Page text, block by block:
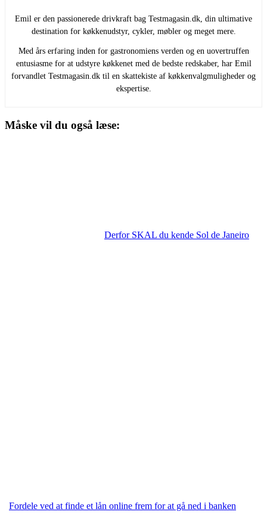
Emil er den passionerede drivkraft bag Testmagasin.dk, din ultimative
destination for køkkenudstyr, cykler, møbler og meget mere.
Med års erfaring inden for gastronomiens verden og en uovertruffen
entusiasme for at udstyre køkkenet med de bedste redskaber, har Emil
forvandlet Testmagasin.dk til en skattekiste af køkkenvalgmuligheder og
ekspertise.
Måske vil du også læse:
Derfor SKAL du kende Sol de Janeiro
Fordele ved at finde et lån online frem for at gå ned i banken